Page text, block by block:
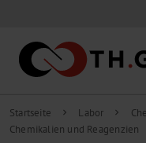
Startseite chevron_right Labor chevron_right
Chemikalien und Reagenzien